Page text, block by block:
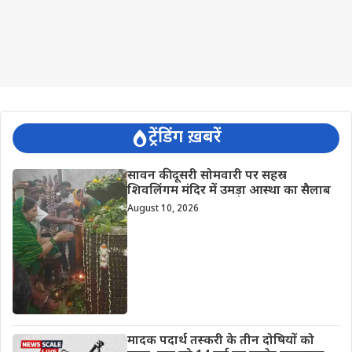
ट्रेंडिंग ख़बरें
सावन की दूसरी सोमवारी पर सहस्र
शिवलिंगम मंदिर में उमड़ा आस्था का सैलाब
August 10, 2026
मादक पदार्थ तस्करी के तीन दोषियों को